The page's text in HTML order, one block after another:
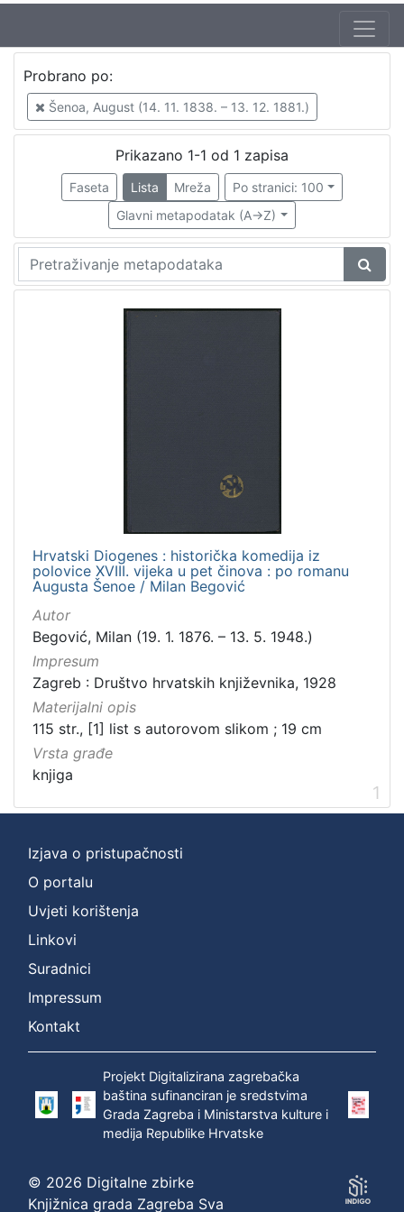
Jezik
hrvatski
Knjige
Probrano po:
Šenoa, August (14. 11. 1838. – 13. 12. 1881.)
Prikazano 1-1 od 1 zapisa
Faseta Lista Mreža
Po stranici: 100
Glavni metapodatak (A->Z)
Hrvatski Diogenes : historička komedija iz
polovice XVIII. vijeka u pet činova : po romanu
Augusta Šenoe / Milan Begović
Autor
Begović, Milan (19. 1. 1876. – 13. 5. 1948.)
Impresum
Zagreb : Društvo hrvatskih književnika, 1928
Materijalni opis
115 str., [1] list s autorovom slikom ; 19 cm
Vrsta građe
knjiga
1
Izjava o pristupačnosti
O portalu
Uvjeti korištenja
Linkovi
Suradnici
Impressum
Kontakt
Projekt Digitalizirana zagrebačka
baština sufinanciran je sredstvima
Grada Zagreba i Ministarstva kulture i
medija Republike Hrvatske
© 2026 Digitalne zbirke
Knjižnica grada Zagreba Sva